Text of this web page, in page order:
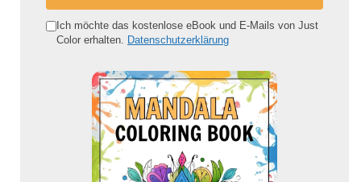
e Ich möchte das kostenlose eBook und E-Mails von Just
Color erhalten.
Datenschutzerklärung